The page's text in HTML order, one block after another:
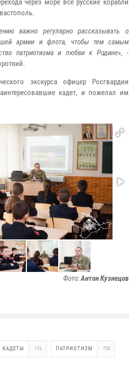
через море все русские корабли
важно регулярно рассказывать о
армии и флота, чтобы тем самым
патриотизма и любви к Родине», -
экскурса офицер Росгвардии
кадет, и пожелал им
Фото:Антон Кузнецов
КАДЕТЫ 116 ПАТРИОТИЗМ 730